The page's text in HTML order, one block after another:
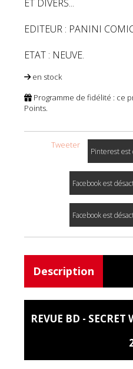
ET DIVERS...
EDITEUR : PANINI
ETAT : NEUVE.
en stock
Programme de fidélité : ce
Points.
Tweeter
Pinterest est
Facebook est
Facebook est
Description
REVUE BD -